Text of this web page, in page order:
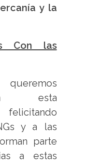
y la
Con las
esta
felicitando
y a las
parte
a estas